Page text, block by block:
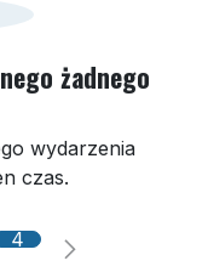
żadnego
wydarzenia
czas.
4